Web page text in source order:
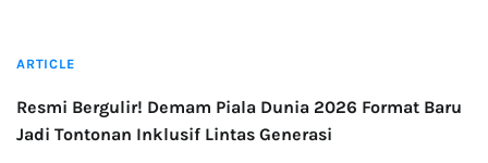
ARTICLE
Resmi Bergulir! Demam Piala Dunia 2026 Format Baru
Jadi Tontonan Inklusif Lintas Generasi